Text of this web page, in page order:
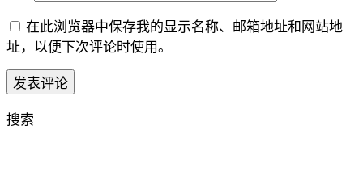
在此浏览器中保存我的显示名称、邮箱地址和网站地
址，以便下次评论时使用。
搜索